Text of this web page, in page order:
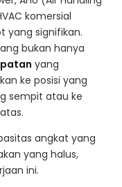
komersial
yang signifikan.
bukan hanya
yang
ke posisi yang
sempit atau ke
angkat yang
yang halus,
ini.